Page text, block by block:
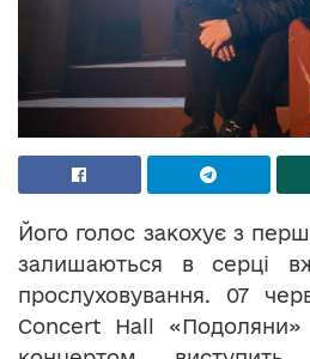
Його голос закохує з
залишаються в серці
прослуховування. 07
Concert Hall «Подоляни»